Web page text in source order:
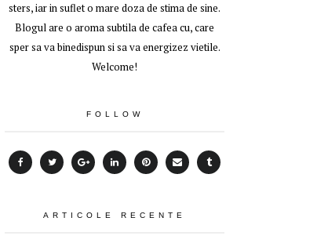
sters, iar in suflet o mare doza de stima de sine.
Blogul are o aroma subtila de cafea cu, care
sper sa va binedispun si sa va energizez vietile.
Welcome!
FOLLOW
ARTICOLE RECENTE